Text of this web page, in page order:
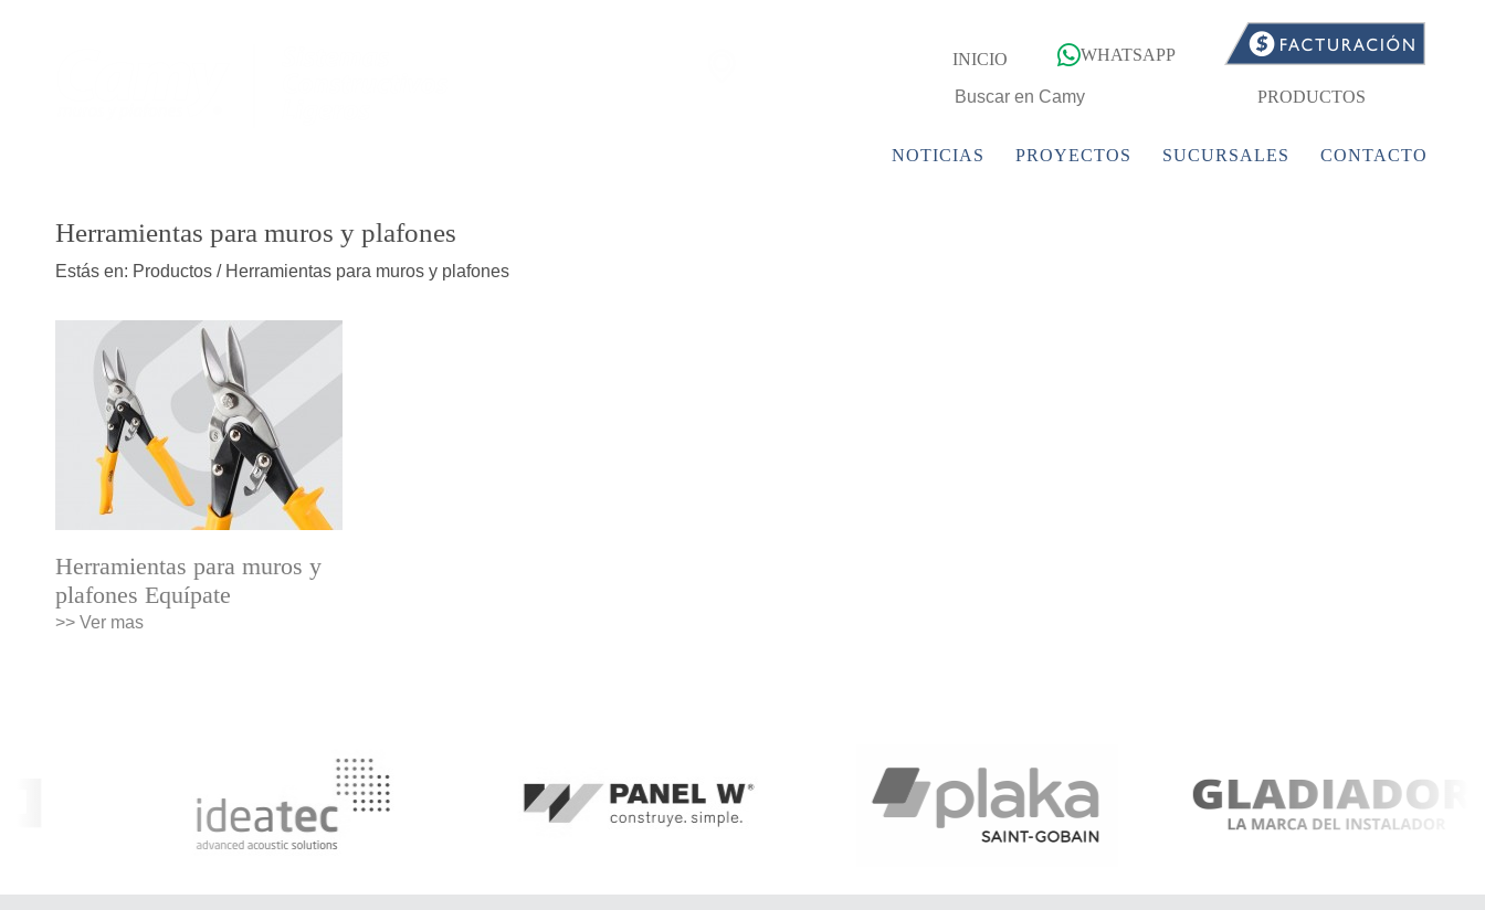
INICIO WHATSAPP
PRODUCTOS
NOTICIAS PROYECTOS SUCURSALES CONTACTO
Herramientas para muros y plafones
Estás en: Productos / Herramientas para muros y plafones
Herramientas para muros y
plafones Equípate
>> Ver mas